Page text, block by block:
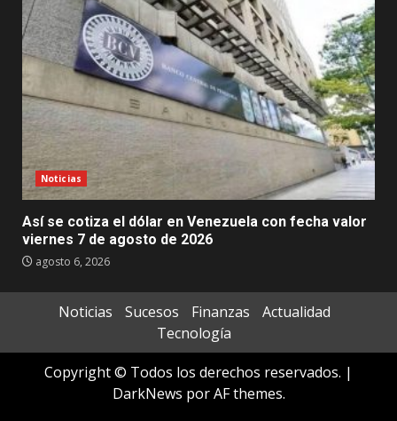
Noticias
Así se cotiza el dólar en Venezuela con fecha valor
viernes 7 de agosto de 2026
agosto 6, 2026
Noticias Sucesos Finanzas
Actualidad
Tecnología
Copyright © Todos los derechos reservados. |
DarkNews por AF themes.